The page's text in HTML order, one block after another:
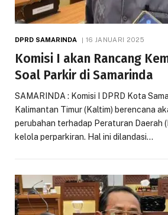
DPRD SAMARINDA 16 JANUARI 2025
Komisi I akan Rancang
Soal Parkir di Samarinda
SAMARINDA : Komisi I DPRD Kota
Kalimantan Timur (Kaltim) berencana
perubahan terhadap Peraturan Daerah
kelola perparkiran. Hal ini dilandasi…